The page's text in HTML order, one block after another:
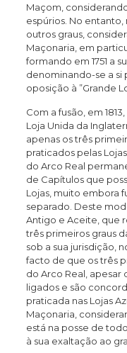
Maçom,
espúrios. No entanto,
outros graus,
Maçonaria, em
formando em 1751 a
denominando-se a si
oposição à ”Grande
Com a fusão, em
Loja Unida da
apenas os três
praticados pelas
do Arco Real
de Capítulos que
Lojas, muito embora
separado. Deste
Antigo e Aceite, que
três primeiros graus
sob a sua jurisdição,
facto de que os três
do Arco Real, apesar
ligados e são
praticada nas Lojas
Maçonaria,
está na posse de
à sua exaltação ao